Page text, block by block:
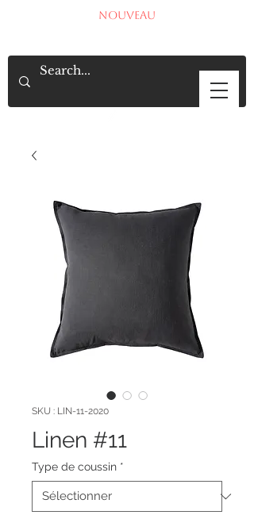
NOUVEAU
SKU : LIN-11-2020
Linen #11
Type de coussin *